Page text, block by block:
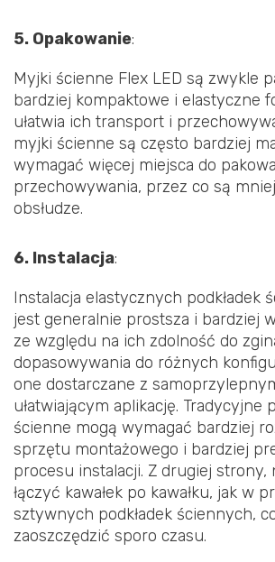
5. Opakowanie:
Myjki ścienne Flex LED są zwykle
bardziej kompaktowe i elastyczne
ułatwia ich transport i
myjki ścienne są często bardziej
wymagać więcej miejsca do
przechowywania, przez co są
obsłudze.
6. Instalacja:
Instalacja elastycznych podkładek
jest generalnie prostsza i bardziej
ze względu na ich zdolność do
dopasowywania do różnych
one dostarczane z
ułatwiającym aplikację. Tradycyjne
ścienne mogą wymagać bardziej
sprzętu montażowego i bardziej
procesu instalacji. Z drugiej strony,
łączyć kawałek po kawałku, jak w
sztywnych podkładek ściennych,
zaoszczędzić sporo czasu.